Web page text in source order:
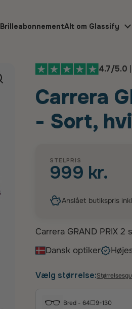
BrilleabonnementAlt om Glassify
4.7/5.0
Carrera
- Sort,
STELPRIS
999 kr.
Anslået butikspris
Carrera GRAND PRIX
robust konstruktion i
detaljer og røde
Dansk optiker
Vælg størrelse:
Bred - 64☐9-130